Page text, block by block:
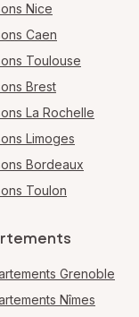
Nice
Caen
Toulouse
Brest
La Rochelle
Limoges
Bordeaux
Toulon
Grenoble
Nîmes